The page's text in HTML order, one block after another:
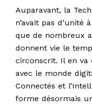
Auparavant, la
n’avait pas d’unité
que de nombreux
donnent vie le
circonscrit. Il en va
avec le monde
Connectés et
forme désormais